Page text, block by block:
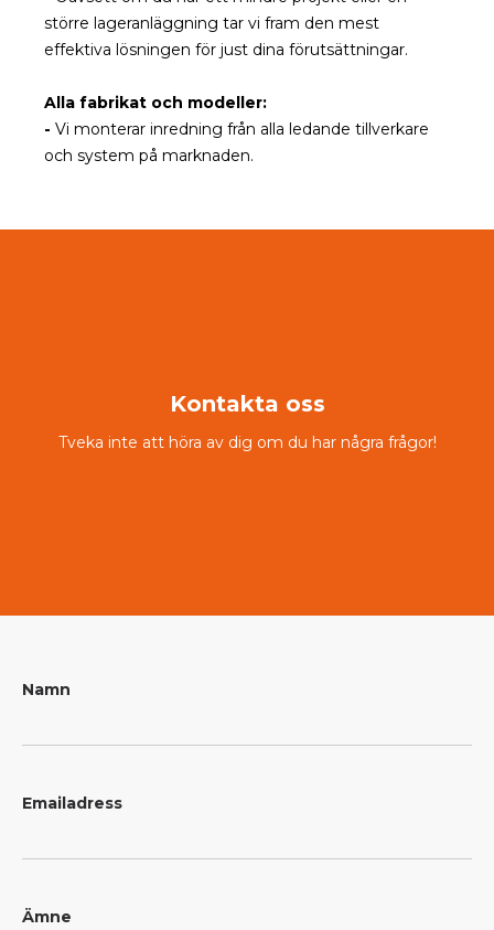
större lageranläggning tar vi fram den mest
effektiva lösningen för just dina förutsättningar.
Alla fabrikat och modeller:
- Vi monterar inredning från alla ledande tillverkare
och system på marknaden.
Namn
Emailadress
Ämne
Kontakta oss
Tveka inte att höra av dig om du har några frågor!